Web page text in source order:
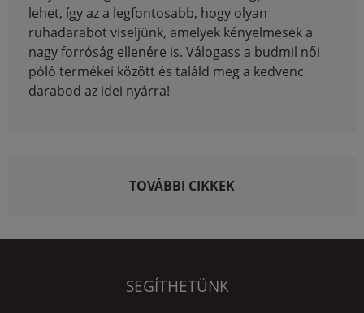
lehet, így az a legfontosabb, hogy olyan
ruhadarabot viseljünk, amelyek kényelmesek a
nagy forróság ellenére is. Válogass a budmil női
póló termékei között és találd meg a kedvenc
darabod az idei nyárra!
TOVÁBBI CIKKEK
SEGÍTHETÜNK